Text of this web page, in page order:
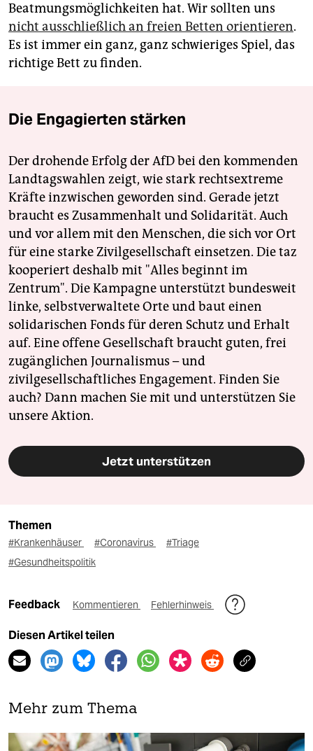
Beatmungsmöglichkeiten hat. Wir sollten uns
nicht ausschließlich an freien Betten orientieren.
Es ist immer ein ganz, ganz schwieriges Spiel, das
richtige Bett zu finden.
Die Engagierten stärken
Der drohende Erfolg der AfD bei den kommenden
Landtagswahlen zeigt, wie stark rechtsextreme
Kräfte inzwischen geworden sind. Gerade jetzt
braucht es Zusammenhalt und Solidarität. Auch
und vor allem mit den Menschen, die sich vor Ort
für eine starke Zivilgesellschaft einsetzen. Die taz
kooperiert deshalb mit "Alles beginnt im
Zentrum". Die Kampagne unterstützt bundesweit
linke, selbstverwaltete Orte und baut einen
solidarischen Fonds für deren Schutz und Erhalt
auf. Eine offene Gesellschaft braucht guten, frei
zugänglichen Journalismus – und
zivilgesellschaftliches Engagement. Finden Sie
auch? Dann machen Sie mit und unterstützen Sie
unsere Aktion.
Jetzt unterstützen
Themen
#Krankenhäuser #Coronavirus
#Triage
#Gesundheitspolitik
Feedback Kommentieren Fehlerhinweis
Diesen Artikel teilen
Mehr zum Thema